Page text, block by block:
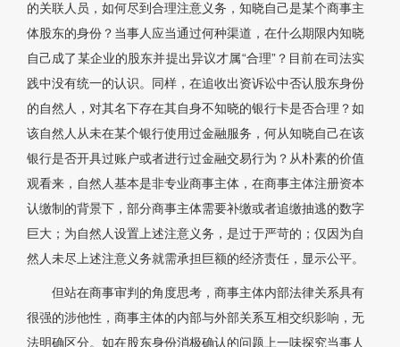
的关联人员，如何尽到合理注意义务，知晓自己是某个商事主
体股东的身份？当事人应当通过何种渠道，在什么期限内知晓
自己成了某企业的股东并提出异议才属“合理”？目前在司法实
践中没有统一的认识。同样，在追收出资诉讼中否认股东身份
的自然人，对其名下存在其自身不知晓的银行卡是否合理？如
该自然人从未在某个银行使用过金融服务，何从知晓自己在该
银行是否开具过账户或者进行过金融交易行为？从朴素的价值
观看来，自然人基本是非专业商事主体，在商事主体注册资本
认缴制的背景下，部分商事主体需要补缴或者追缴抽逃的数字
巨大；为自然人设置上述注意义务，是过于严苛的；仅因为自
然人未尽上述注意义务就需承担巨额的经济责任，显示公平。
但站在商事审判的角度思考，商事主体内部法律关系具有
很强的涉他性，商事主体的内部与外部关系互相交织影响，无
法明确区分。如在股东身份消极确认的问题上一味探究当事人